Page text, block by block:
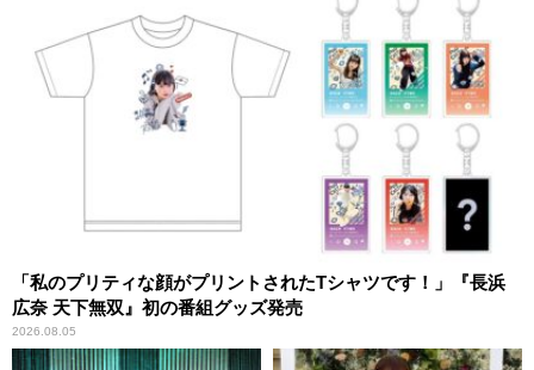
「私のプリティな顔がプリントされたTシャツです！」『長浜
広奈 天下無双』初の番組グッズ発売
2026.08.05